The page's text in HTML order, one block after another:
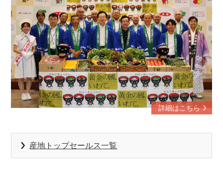
詳細はこちら
産地トップセールス一覧